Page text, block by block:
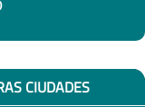
CIUDADES